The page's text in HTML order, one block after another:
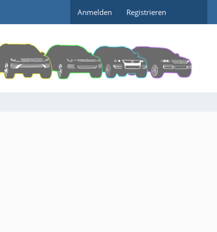
Anmelden Registrieren